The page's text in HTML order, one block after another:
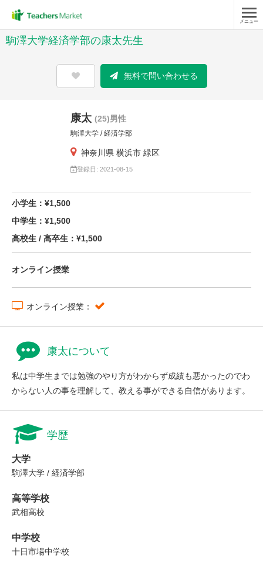
メニュー
駒澤大学経済学部の康太先生
無料で問い合わせる
康太 (25)男性
駒澤大学 / 経済学部
神奈川県 横浜市 緑区
登録日: 2021-08-15
小学生：¥1,500
中学生：¥1,500
高校生 / 高卒生：¥1,500
オンライン授業
オンライン授業：
康太について
私は中学生までは勉強のやり方がわからず成績も悪かったのでわ
からない人の事を理解して、教える事ができる自信があります。
学歴
大学
駒澤大学 / 経済学部
高等学校
武相高校
中学校
十日市場中学校